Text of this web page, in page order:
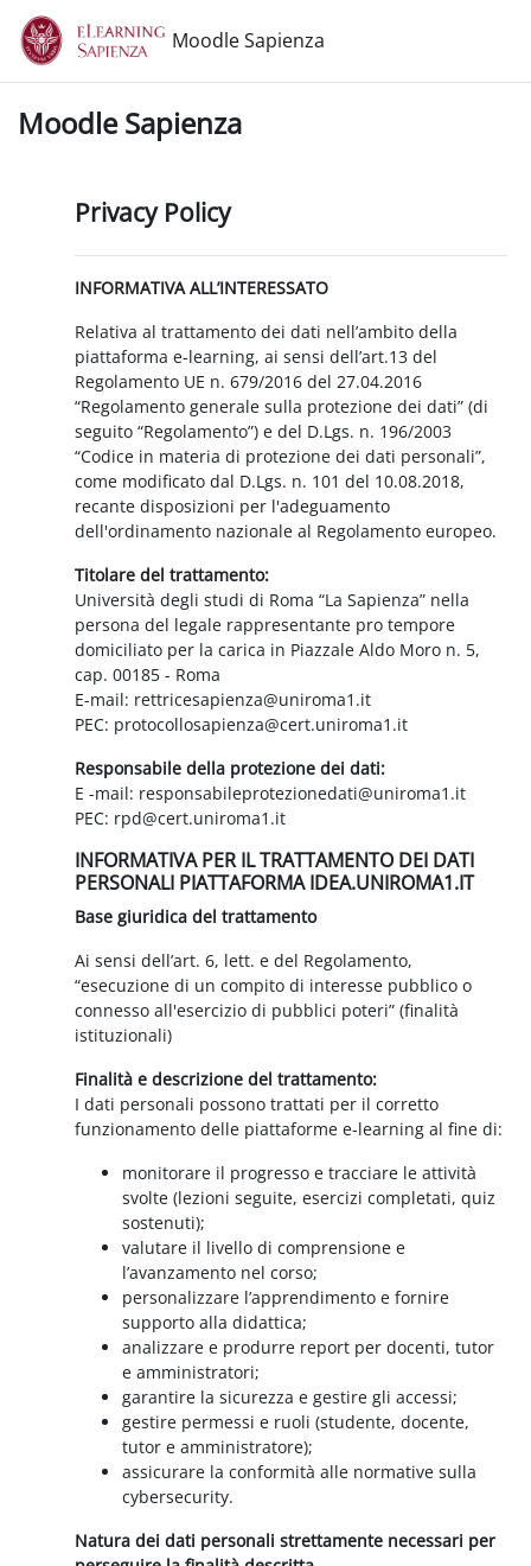
Vai al contenuto principale
Moodle Sapienza
Moodle Sapienza
Privacy Policy
INFORMATIVA ALL’INTERESSATO
Relativa al trattamento dei dati nell’ambito della
piattaforma e-learning, ai sensi dell’art.13 del
Regolamento UE n. 679/2016 del 27.04.2016
“Regolamento generale sulla protezione dei dati” (di
seguito “Regolamento”) e del D.Lgs. n. 196/2003
“Codice in materia di protezione dei dati personali”,
come modificato dal D.Lgs. n. 101 del 10.08.2018,
recante disposizioni per l'adeguamento
dell'ordinamento nazionale al Regolamento europeo.
Titolare del trattamento:
Università degli studi di Roma “La Sapienza” nella
persona del legale rappresentante pro tempore
domiciliato per la carica in Piazzale Aldo Moro n. 5,
cap. 00185 - Roma
E-mail: rettricesapienza@uniroma1.it
PEC: protocollosapienza@cert.uniroma1.it
Responsabile della protezione dei dati:
E -mail: responsabileprotezionedati@uniroma1.it
PEC: rpd@cert.uniroma1.it
INFORMATIVA PER IL TRATTAMENTO DEI DATI
PERSONALI PIATTAFORMA IDEA.UNIROMA1.IT
Base giuridica del trattamento
Ai sensi dell’art. 6, lett. e del Regolamento,
“esecuzione di un compito di interesse pubblico o
connesso all'esercizio di pubblici poteri” (finalità
istituzionali)
Finalità e descrizione del trattamento:
I dati personali possono trattati per il corretto
funzionamento delle piattaforme e-learning al fine di:
monitorare il progresso e tracciare le attività
svolte (lezioni seguite, esercizi completati, quiz
sostenuti);
valutare il livello di comprensione e
l’avanzamento nel corso;
personalizzare l’apprendimento e fornire
supporto alla didattica;
analizzare e produrre report per docenti, tutor
e amministratori;
garantire la sicurezza e gestire gli accessi;
gestire permessi e ruoli (studente, docente,
tutor e amministratore);
assicurare la conformità alle normative sulla
cybersecurity.
Natura dei dati personali strettamente necessari per